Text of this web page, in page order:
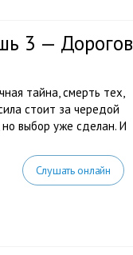
3 — Дорогов
тайна, смерть тех,
стоит за чередой
выбор уже сделан. И
Слушать онлайн